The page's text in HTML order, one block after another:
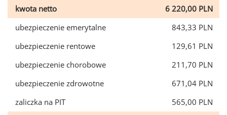
kwota netto
6 220,00 PLN
ubezpieczenie emerytalne
843,33 PLN
ubezpieczenie rentowe
129,61 PLN
ubezpieczenie chorobowe
211,70 PLN
ubezpieczenie zdrowotne
671,04 PLN
zaliczka na PIT
565,00 PLN